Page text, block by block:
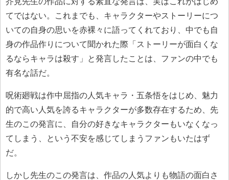
てではない。これまでも、キャラクターやストーリーにつ
いての自身の思いを赤裸々に語ってくれており、中でも自
身の作品作りについて聞かれた際「ストーリーが面白くな
るならキャラは殺す」と発言したことは、ファンの中でも
有名な話だ。
呪術廻戦は作中屈指の人気キャラ・五条悟をはじめ、魅力
的で高い人気を誇るキャラクターが多数存在するため、先
生のこの発言に、自分の好きなキャラクターもいなくなっ
てしまう、という不安を感じてしまうファンもいたはず
だ。
しかし先生のこの発言は、作品の人気よりも物語の面白さ